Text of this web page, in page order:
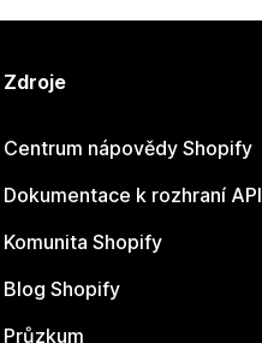
Zdroje
Centrum nápovědy Shopify
Dokumentace k rozhraní API
Komunita Shopify
Blog Shopify
Průzkum